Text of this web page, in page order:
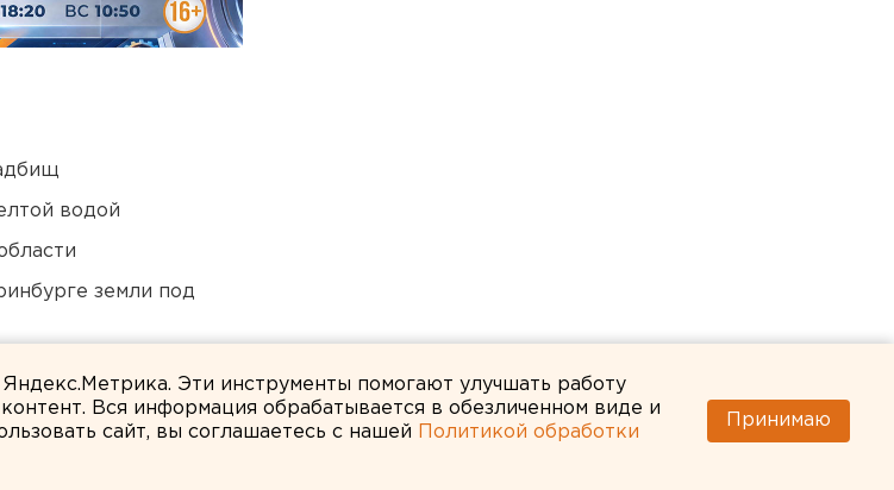
водой
земли под
Эти инструменты помогают улучшать работу
Вся информация обрабатывается в обезличенном виде и
сайт, вы соглашаетесь с нашей
Политикой обработки
Принимаю